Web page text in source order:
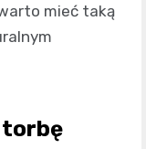
mieć taką
torbę